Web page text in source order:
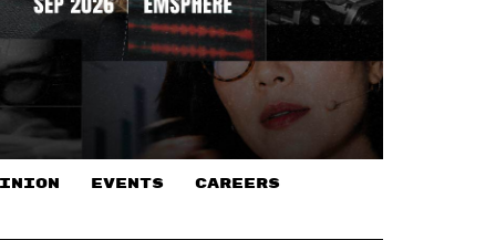
EVENTS CAREERS